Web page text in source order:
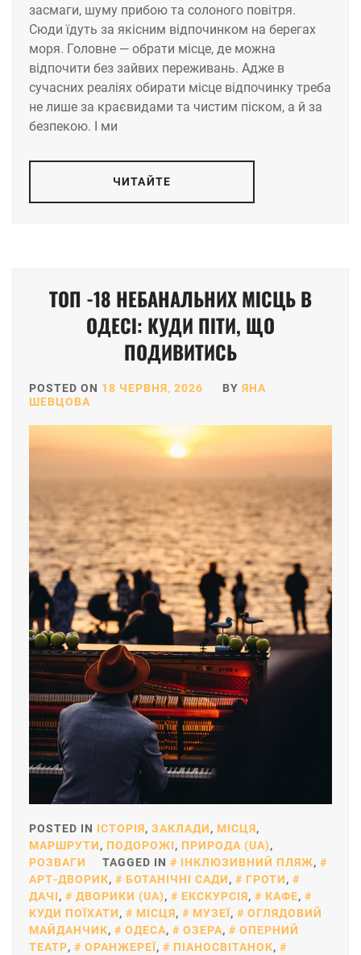
засмаги, шуму прибою та солоного повітря.
Сюди їдуть за якісним відпочинком на берегах
моря. Головне — обрати місце, де можна
відпочити без зайвих переживань. Адже в
сучасних реаліях обирати місце відпочинку треба
не лише за краєвидами та чистим піском, а й за
безпекою. І ми
ЧИТАЙТЕ
ТОП -18 НЕБАНАЛЬНИХ МІСЦЬ В
ОДЕСІ: КУДИ ПІТИ, ЩО
ПОДИВИТИСЬ
POSTED ON 18 ЧЕРВНЯ, 2026 BY ЯНА
ШЕВЦОВА
POSTED IN ІСТОРІЯ, ЗАКЛАДИ, МІСЦЯ,
МАРШРУТИ, ПОДОРОЖІ, ПРИРОДА (UA),
РОЗВАГИ
TAGGED IN ІНКЛЮЗИВНИЙ ПЛЯЖ,
АРТ-ДВОРИК, БОТАНІЧНІ САДИ, ГРОТИ,
ДАЧІ, ДВОРИКИ (UA), ЕКСКУРСІЯ, КАФЕ,
КУДИ ПОЇХАТИ, МІСЦЯ, МУЗЕЇ,
ОГЛЯДОВИЙ
МАЙДАНЧИК, ОДЕСА, ОЗЕРА,
ОПЕРНИЙ
ТЕАТР, ОРАНЖЕРЕЇ, ПІАНОСВІТАНОК,